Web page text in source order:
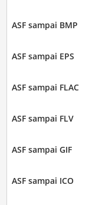
ASF sampai BMP
ASF sampai EPS
ASF sampai FLAC
ASF sampai FLV
ASF sampai GIF
ASF sampai ICO